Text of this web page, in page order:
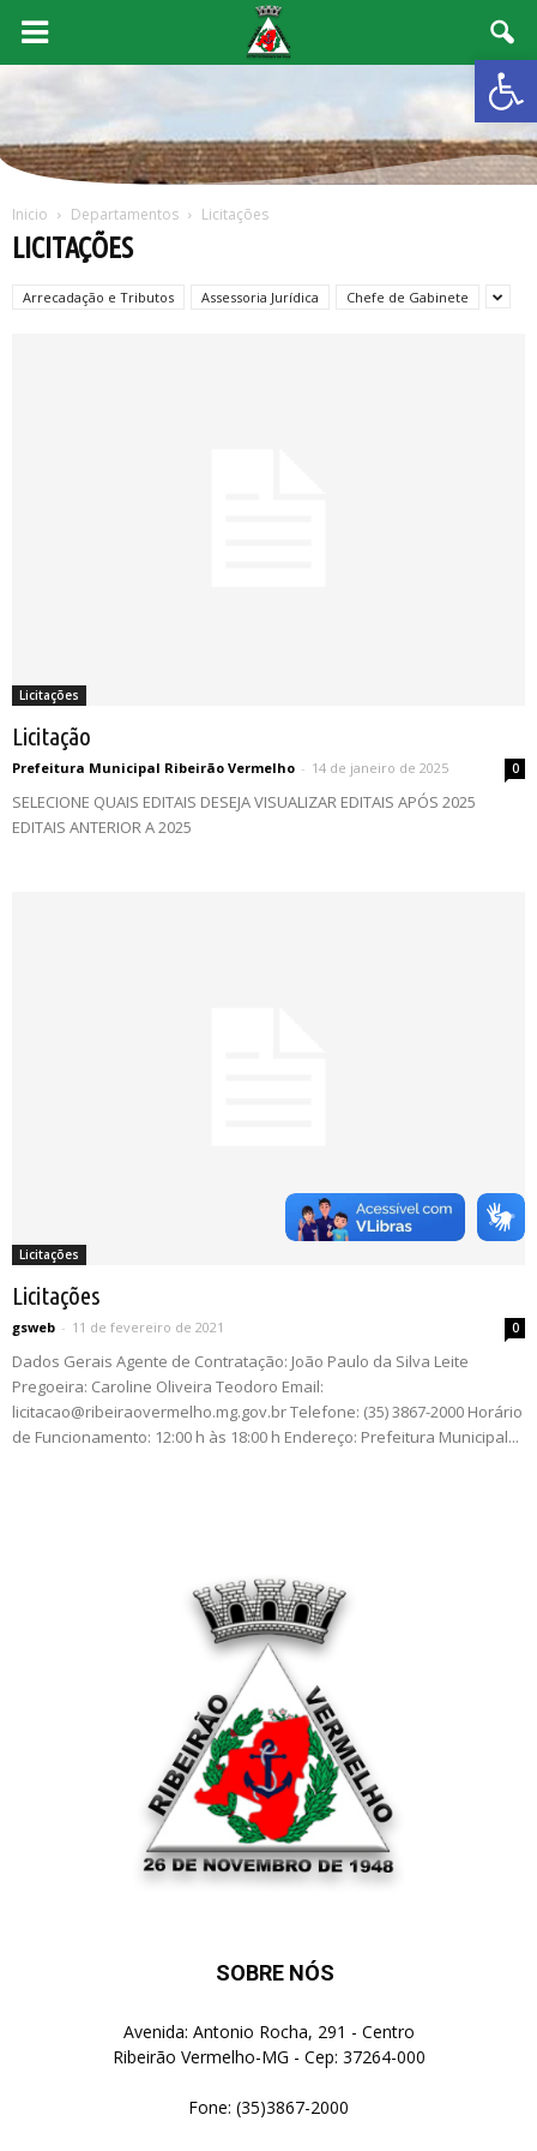
Abrir
Inicio Departamentos Licitações
LICITAÇÕES
Arrecadação e Tributos Assessoria Jurídica Chefe de Gabinete
Licitações
Licitação
Prefeitura Municipal Ribeirão Vermelho - 14 de janeiro de 2025 0
SELECIONE QUAIS EDITAIS DESEJA VISUALIZAR EDITAIS APÓS 2025
EDITAIS ANTERIOR A 2025
Licitações
Licitações
gsweb - 11 de fevereiro de 2021 0
Dados Gerais Agente de Contratação: João Paulo da Silva Leite
Pregoeira: Caroline Oliveira Teodoro Email:
licitacao@ribeiraovermelho.mg.gov.br Telefone: (35) 3867-2000 Horário
de Funcionamento: 12:00 h às 18:00 h Endereço: Prefeitura Municipal...
SOBRE NÓS
Avenida: Antonio Rocha, 291 - Centro
Ribeirão Vermelho-MG - Cep: 37264-000
Fone: (35)3867-2000